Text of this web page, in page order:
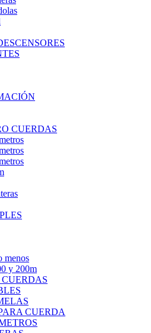
CUERDAS
menos
y 200m
CUERDA